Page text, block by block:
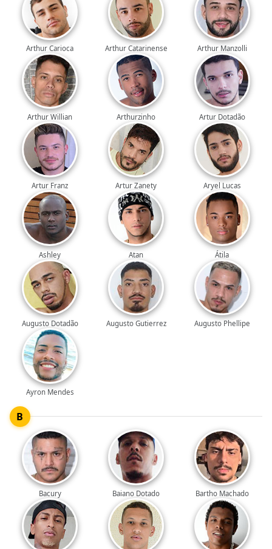
Arthur Carioca Arthur Catarinense Arthur Manzolli
Arthur Willian Arthurzinho Artur Dotadão
Artur Franz Artur Zanety Aryel Lucas
Ashley Atan Átila
Augusto Dotadão Augusto Gutierrez Augusto Phellipe
Ayron Mendes
B
Bacury Baiano Dotado Bartho Machado